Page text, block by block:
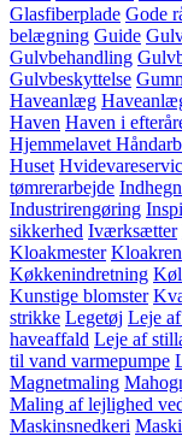
Glasfiberplade Gode
belægning Guide
Gulvbehandling
Gulvbeskyttelse
Haveanlæg
Haven Haven i
Hjemmelavet
Huset
tømrerarbejde
Industrirengøring
sikkerhed Iværksætter
Kloakmester
Køkkenindretning
Kunstige blomster
strikke Legetøj Leje
haveaffald Leje af
til vand varmepumpe
Magnetmaling
Maling af lejlighed
Maskinsnedkeri